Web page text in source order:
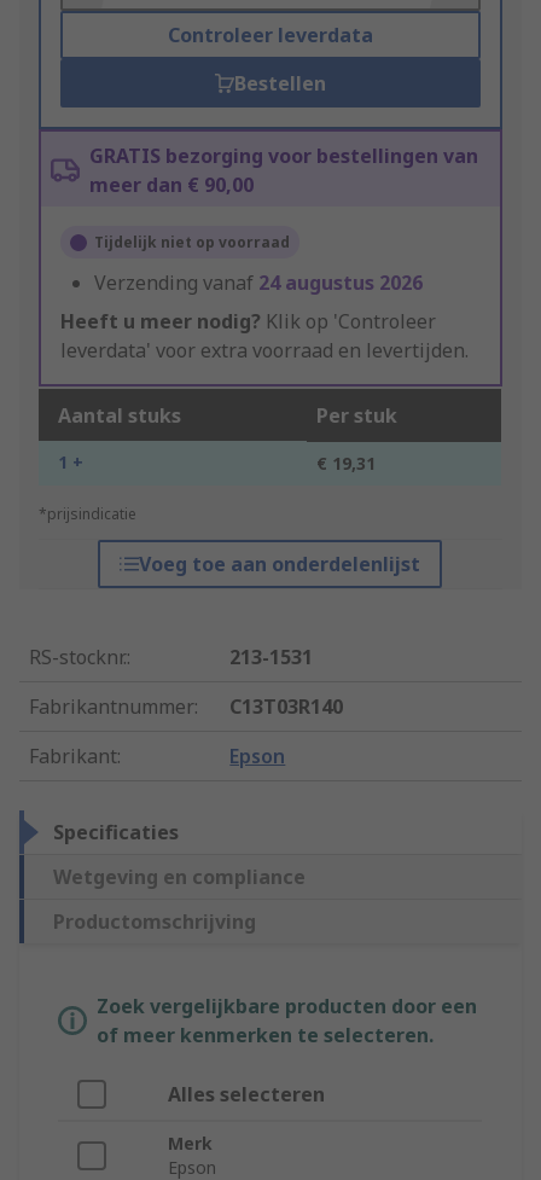
Controleer leverdata
Bestellen
GRATIS bezorging voor bestellingen van
meer dan € 90,00
Tijdelijk niet op voorraad
Verzending vanaf 24 augustus 2026
Heeft u meer nodig? Klik op 'Controleer
leverdata' voor extra voorraad en levertijden.
Aantal stuks Per stuk
1 + € 19,31
*prijsindicatie
Voeg toe aan onderdelenlijst
RS-stocknr.:
213-1531
Fabrikantnummer:
C13T03R140
Fabrikant: Epson
Specificaties
Wetgeving en compliance
Productomschrijving
Zoek vergelijkbare producten door een
of meer kenmerken te selecteren.
Alles selecteren
Merk
Epson